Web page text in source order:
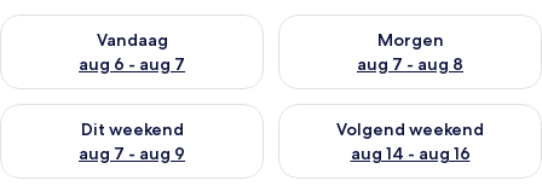
Vandaag
aug 6 - aug 7
De beschikbaarheid controleren voor vanavond aug 6 - aug 7
Morgen
aug 7 - aug 8
De beschikbaarheid
Dit weekend
aug 7 - aug 9
De beschikbaarheid controleren voor dit weekend aug 7 -
Volgend weekend
aug 14 - aug 16
De beschikbaarheid